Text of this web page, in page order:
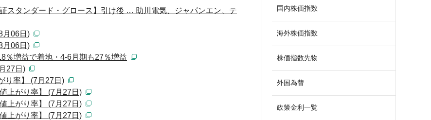
スタンダード・グロース】引け後 … 助川電気、ジャパンエン、テ
月06日)
月06日)
％増益で着地・4-6月期も27％増益
27日)
り率】 (7月27日)
上がり率】 (7月27日)
上がり率】 (7月27日)
上がり率】 (7月27日)
国内株価指数
海外株価指数
株価指数先物
外国為替
政策金利一覧